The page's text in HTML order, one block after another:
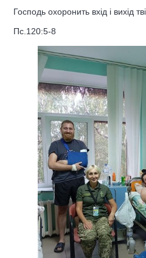
Господь охоронить вхід і вихід
Пс.120:5-8